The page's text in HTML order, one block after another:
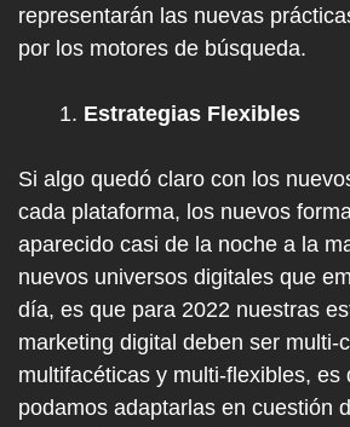
representarán las nuevas
por los motores de búsqueda.
Estrategias Flexibles
Si algo quedó claro con los
cada plataforma, los nuevos
aparecido casi de la noche a la
nuevos universos digitales que
día, es que para 2022 nuestras
marketing digital deben ser multi-
multifacéticas y multi-flexibles, es
podamos adaptarlas en cuestión